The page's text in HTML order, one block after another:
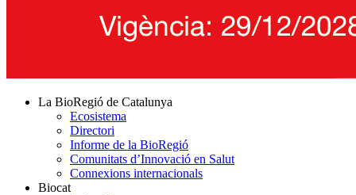
La BioRegió de Catalunya
Ecosistema
Directori
Informe de la BioRegió
Comunitats d’Innovació en Salut
Connexions internacionals
Biocat